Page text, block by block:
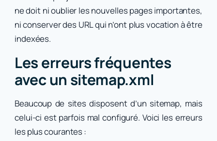
ne doit ni oublier les nouvelles pages importantes,
ni conserver des URL qui n’ont plus vocation à être
indexées.
Les erreurs fréquentes
avec un sitemap.xml
Beaucoup de sites disposent d’un sitemap, mais
celui-ci est parfois mal configuré. Voici les erreurs
les plus courantes :